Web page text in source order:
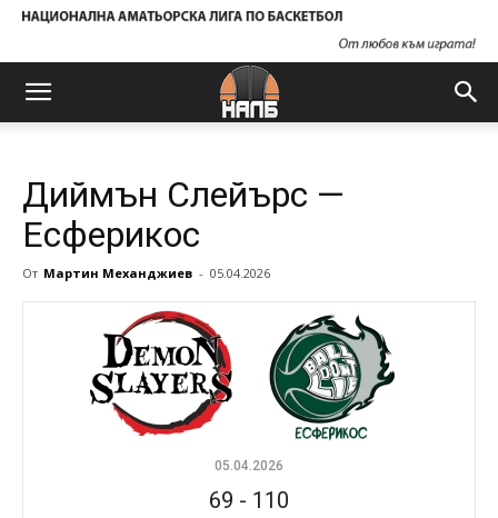
Диймън Слейърс —
Есферикос
От Мартин Механджиев - 05.04.2026
05.04.2026
69 - 110